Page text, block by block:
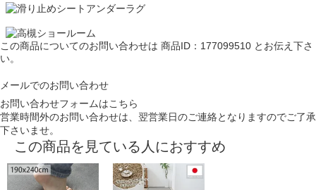
この商品についてのお問い合わせは 商品ID：177099510 とお伝え下さ
い。
メールでのお問い合わせ
お問い合わせフォームはこちら
営業時間外のお問い合わせは、翌営業日のご連絡となりますのでご了承
下さいませ。
この商品を見ている人におすすめ